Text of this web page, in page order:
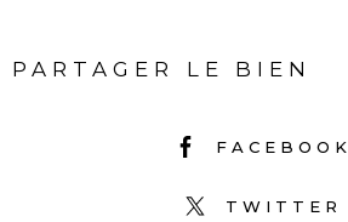
PARTAGER LE BIEN
FACEBOOK
TWITTER